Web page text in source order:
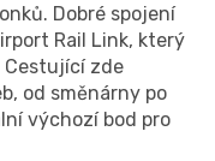
Dobré spojení
Rail Link, který
Cestující zde
od směnárny po
výchozí bod pro